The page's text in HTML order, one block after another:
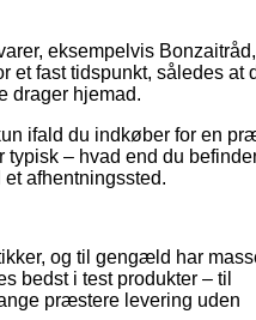
eksempelvis Bonzaitråd,
et fast tidspunkt, således at
drager hjemad.
ifald du indkøber for en
– hvad end du
afhentningssted.
og til gengæld har
bedst i test produkter – til
præstere levering uden